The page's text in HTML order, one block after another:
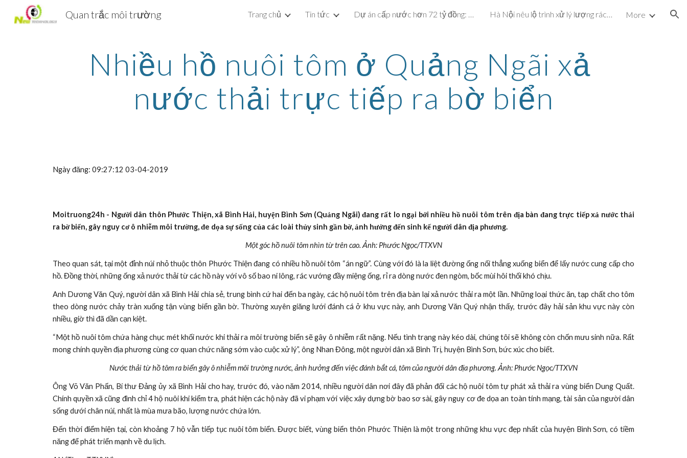
Skip to main content Skip to navigation
Quan trắc môi trường Trang chủ Tin tức Dự án cấp nước hơn 72 tỷ đồng: Vừa vận hành, vừa khắc phục sự cố Hà Nội nêu lộ trình xử lý lượng rác chôn ở bãi Nam Sơn More
Nhiều hồ nuôi tôm ở Quảng Ngãi xả
nước thải trực tiếp ra bờ biển
Ngày đăng: 09:27:12 03-04-2019
Moitruong24h - Người dân thôn Phước Thiện, xã Bình Hải, huyện Bình Sơn (Quảng Ngãi) đang rất lo ngại bởi nhiều hồ nuôi tôm trên địa bàn đang trực tiếp xả nước thải
ra bờ biển, gây nguy cơ ô nhiễm môi trường, đe dọa sự sống của các loài thủy sinh gần bờ, ảnh hưởng đến sinh kế người dân địa phương.
Một góc hồ nuôi tôm nhìn từ trên cao. Ảnh: Phước Ngọc/TTXVN
Theo quan sát, tại một đỉnh núi nhỏ thuộc thôn Phước Thiện đang có nhiều hồ nuôi tôm “án ngữ”. Cùng với đó là la liệt đường ống nối thẳng xuống biển để lấy nước cung cấp cho
hồ. Đồng thời, những ống xả nước thải từ các hồ này với vô số bao ni lông, rác vướng đầy miệng ống, rỉ ra dòng nước đen ngòm, bốc mùi hôi thối khó chịu.
Anh Dương Văn Quý, người dân xã Bình Hải chia sẻ, trung bình cứ hai đến ba ngày, các hộ nuôi tôm trên địa bàn lại xả nước thải ra một lần. Những loại thức ăn, tạp chất cho tôm
theo dòng nước chảy tràn xuống tận vùng biển gần bờ. Thường xuyên giăng lưới đánh cá ở khu vực này, anh Dương Văn Quý nhận thấy, trước đây hải sản khu vực này còn
nhiều, giờ thì đã dần cạn kiệt.
“Một hồ nuôi tôm chứa hàng chục mét khối nước khi thải ra môi trường biển sẽ gây ô nhiễm rất nặng. Nếu tình trạng này kéo dài, chúng tôi sẽ không còn chốn mưu sinh nữa. Rất
mong chính quyền địa phương cùng cơ quan chức năng sớm vào cuộc xử lý”, ông Nhan Đông, một người dân xã Bình Trị, huyện Bình Sơn, bức xúc cho biết.
Nước thải từ hồ tôm ra biển gây ô nhiễm môi trường nước, ảnh hưởng đến việc đánh bắt cá, tôm của người dân địa phương. Ảnh: Phước Ngọc/TTXVN
Ông Võ Văn Phấn, Bí thư Đảng ủy xã Bình Hải cho hay, trước đó, vào năm 2014, nhiều người dân nơi đây đã phản đối các hộ nuôi tôm tự phát xả thải ra vùng biển Dung Quất.
Chính quyền xã cũng đình chỉ 4 hộ nuôi khi kiểm tra, phát hiện các hộ này đã vi phạm với việc xây dựng bờ bao sơ sài, gây nguy cơ đe dọa an toàn tính mạng, tài sản của người dân
sống dưới chân núi, nhất là mùa mưa bão, lượng nước chứa lớn.
Đến thời điểm hiện tại, còn khoảng 7 hộ vẫn tiếp tục nuôi tôm biển. Được biết, vùng biển thôn Phước Thiện là một trong những khu vực đẹp nhất của huyện Bình Sơn, có tiềm
năng để phát triển mạnh về du lịch.